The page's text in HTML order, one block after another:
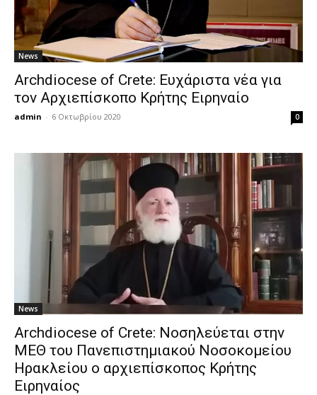
News
Archdiocese of Crete: Ευχάριστα νέα για
τον Αρχιεπίσκοπο Κρήτης Ειρηναίο
admin - 6 Οκτωβρίου 2020 0
News
Archdiocese of Crete: Νοσηλεύεται στην
ΜΕΘ του Πανεπιστημιακού Νοσοκομείου
Ηρακλείου ο αρχιεπίσκοπος Κρήτης
Ειρηναίος